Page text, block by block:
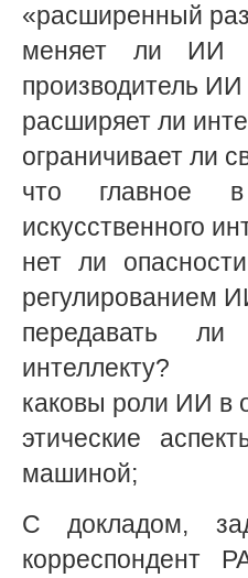
«расширенный
меняет ли ИИ
производитель
расширяет ли
ограничивает ли
что главное в
искусственного
нет ли
регулированием
передавать ли
интеллекту?
каковы роли ИИ в
этические
машиной;
С докладом,
корреспондент